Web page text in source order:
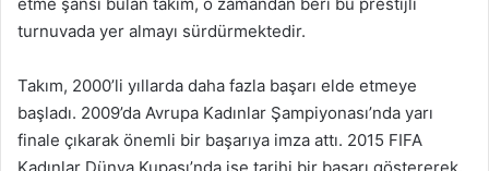
turnuvada yer almayı sürdürmektedir.
Takım, 2000’li yıllarda daha fazla başarı elde etmeye
başladı. 2009’da Avrupa Kadınlar Şampiyonası’nda yarı
finale çıkarak önemli bir başarıya imza attı. 2015 FIFA
Kadınlar Dünya Kupası’nda ise tarihi bir başarı göstererek,